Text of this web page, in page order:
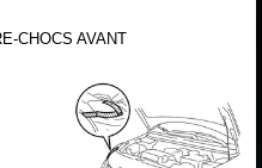
CHOCS AVANT